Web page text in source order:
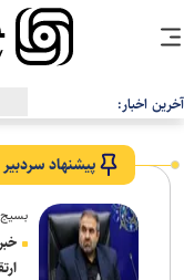
آخرین اخبار:
پیشنهاد سردبیر
بسیج